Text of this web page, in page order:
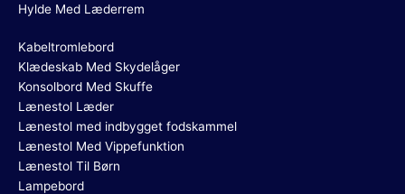
Hylde Med Læderrem
Kabeltromlebord
Klædeskab Med Skydelåger
Konsolbord Med Skuffe
Lænestol Læder
Lænestol med indbygget fodskammel
Lænestol Med Vippefunktion
Lænestol Til Børn
Lampebord